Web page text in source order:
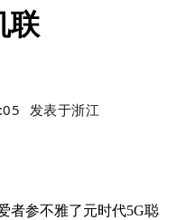
联
发表于浙江
参不雅了元时代5G聪